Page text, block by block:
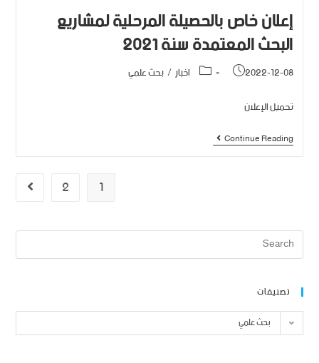
إعلان خاص بالحصيلة المرحلية لمشاريع
البحث المعتمدة سنة 2021
2022-12-08 اخبار/بحث علمي
تحميل الإعلان
Continue Reading
1
2
تصنيفات
بحث علمي